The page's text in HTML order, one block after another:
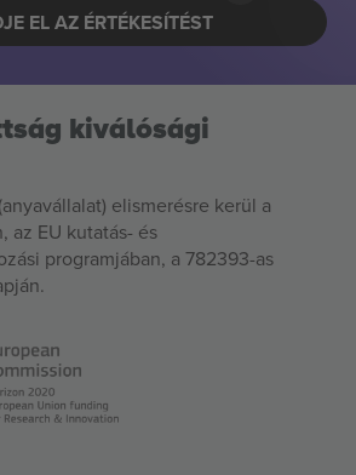
EL AZ ÉRTÉKESÍTÉST
kiválósági
elismerésre kerül a
az EU kutatás- és
programjában, a 782393-as